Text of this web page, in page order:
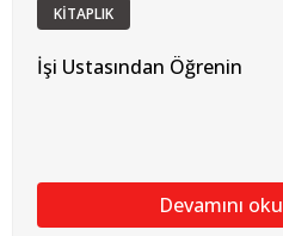
KİTAPLIK
İşi Ustasından Öğrenin
Devamını oku